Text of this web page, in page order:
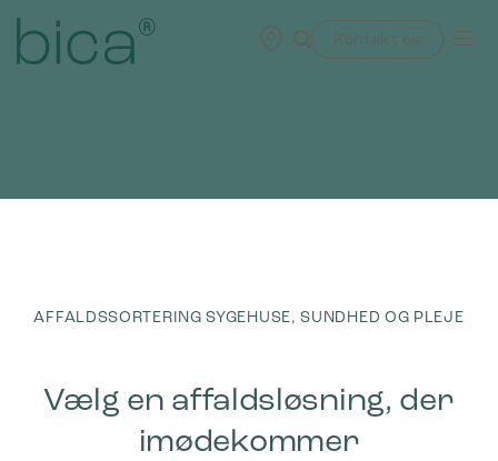
content
Kontakt os
AFFALDSSORTERING SYGEHUSE, SUNDHED OG PLEJE
Vælg en affaldsløsning, der
imødekommer